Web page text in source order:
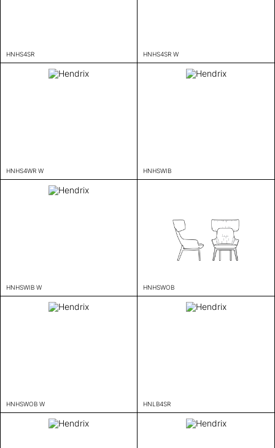
HNHS4SR HNHS4SR W
HNHS4WR W HNHSWIB
HNHSWIB W HNHSWOB
HNHSWOB W HNLB4SR